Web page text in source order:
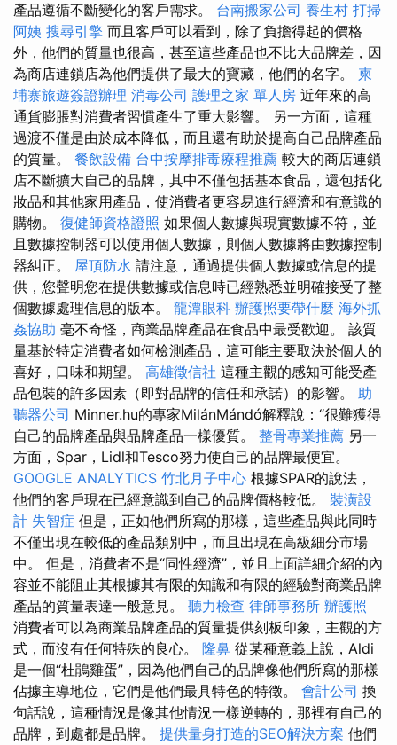
產品遵循不斷變化的客戶需求。 台南搬家公司 養生村 打掃
阿姨 搜尋引擎 而且客戶可以看到，除了負擔得起的價格
外，他們的質量也很高，甚至這些產品也不比大品牌差，因
為商店連鎖店為他們提供了最大的寶藏，他們的名字。 柬
埔寨旅遊簽證辦理 消毒公司 護理之家 單人房 近年來的高
通貨膨脹對消費者習慣產生了重大影響。 另一方面，這種
過渡不僅是由於成本降低，而且還有助於提高自己品牌產品
的質量。 餐飲設備 台中按摩排毒療程推薦 較大的商店連鎖
店不斷擴大自己的品牌，其中不僅包括基本食品，還包括化
妝品和其他家用產品，使消費者更容易進行經濟和有意識的
購物。 復健師資格證照 如果個人數據與現實數據不符，並
且數據控制器可以使用個人數據，則個人數據將由數據控制
器糾正。 屋頂防水 請注意，通過提供個人數據或信息的提
供，您聲明您在提供數據或信息時已經熟悉並明確接受了整
個數據處理信息的版本。 龍潭眼科 辦護照要帶什麼 海外抓
姦協助 毫不奇怪，商業品牌產品在食品中最受歡迎。 該質
量基於特定消費者如何檢測產品，這可能主要取決於個人的
喜好，口味和期望。 高雄徵信社 這種主觀的感知可能受產
品包裝的許多因素（即對品牌的信任和承諾）的影響。 助
聽器公司 Minner.hu的專家MilánMándó解釋說：“很難獲得
自己的品牌產品與品牌產品一樣優質。 整骨專業推薦 另一
方面，Spar，Lidl和Tesco努力使自己的品牌最便宜。
GOOGLE ANALYTICS 竹北月子中心 根據SPAR的說法，
他們的客戶現在已經意識到自己的品牌價格較低。 裝潢設
計 失智症 但是，正如他們所寫的那樣，這些產品與此同時
不僅出現在較低的產品類別中，而且出現在高級細分市場
中。 但是，消費者不是“同性經濟”，並且上面詳細介紹的內
容並不能阻止其根據其有限的知識和有限的經驗對商業品牌
產品的質量表達一般意見。 聽力檢查 律師事務所 辦護照
消費者可以為商業品牌產品的質量提供刻板印象，主觀的方
式，而沒有任何特殊的良心。 隆鼻 從某種意義上說，Aldi
是一個“杜鵑雞蛋”，因為他們自己的品牌像他們所寫的那樣
佔據主導地位，它們是他們最具特色的特徵。 會計公司 換
句話說，這種情況是像其他情況一樣逆轉的，那裡有自己的
品牌，到處都是品牌。 提供量身打造的SEO解決方案 他們